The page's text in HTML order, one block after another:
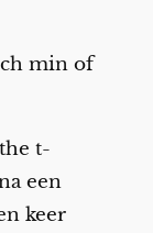
min of
t-
een
keer